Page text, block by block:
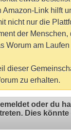
Amazon-Link hilft
nicht nur die
der Menschen,
Worum am
dieser
zu erhalten.
oder du
Dies